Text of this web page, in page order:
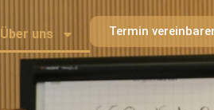
Über uns Termin